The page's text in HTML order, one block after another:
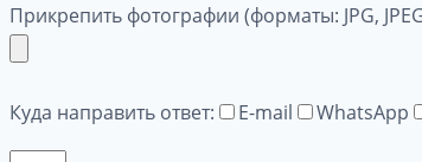
Прикрепить фотографии (форматы: JPG,
Куда направить ответ: E-mail WhatsApp